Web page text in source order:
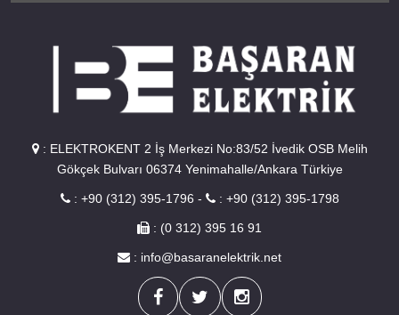
: ELEKTROKENT 2 İş Merkezi No:83/52 İvedik OSB Melih
Gökçek Bulvarı 06374 Yenimahalle/Ankara Türkiye
: +90 (312) 395-1796 - : +90 (312) 395-1798
: (0 312) 395 16 91
: info@basaranelektrik.net